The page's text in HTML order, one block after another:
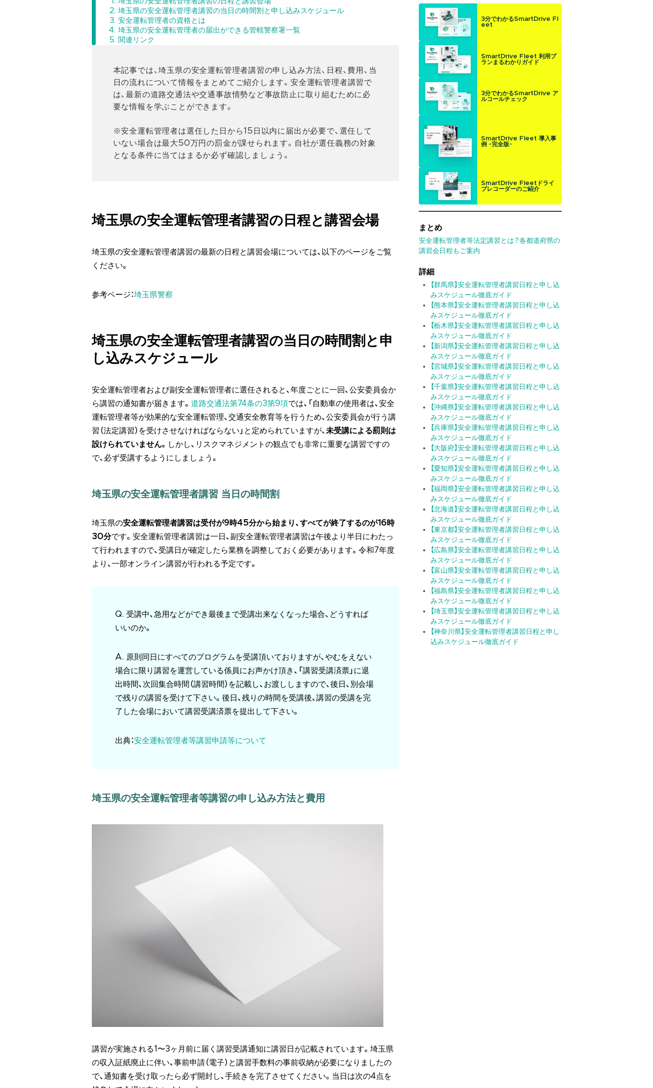
埼玉県の安全運転管理者講習の当日の時間割と申し込みスケジュール
安全運転管理者の資格とは
埼玉県の安全運転管理者の届出ができる管轄警察署一覧
関連リンク
本記事では、埼玉県の安全運転管理者講習の申し込み方法、日程、費用、当
日の流れについて情報をまとめてご紹介します。安全運転管理者講習で
は、最新の道路交通法や交通事故情勢など事故防止に取り組むために必
要な情報を学ぶことができます。
※安全運転管理者は選任した日から15日以内に届出が必要で、選任して
いない場合は最大50万円の罰金が課せられます。自社が選任義務の対象
となる条件に当てはまるか必ず確認しましょう。
埼玉県の安全運転管理者講習の日程と講習会場
埼玉県の安全運転管理者講習の最新の日程と講習会場については、以下のページをご覧
ください。
参考ページ：埼玉県警察
埼玉県の安全運転管理者講習の当日の時間割と申
し込みスケジュール
安全運転管理者および副安全運転管理者に選任されると、年度ごとに一回、公安委員会か
ら講習の通知書が届きます。 道路交通法第74条の3第9項では、「自動車の使用者は、安全
運転管理者等が効果的な安全運転管理、交通安全教育等を行うため、公安委員会が行う講
習（法定講習）を受けさせなければならない」と定められていますが、未受講による罰則は
設けられていません。 しかし、リスクマネジメントの観点でも非常に重要な講習ですの
で、必ず受講するようにしましょう。
埼玉県の安全運転管理者講習 当日の時間割
埼玉県の安全運転管理者講習は受付が9時45分から始まり、すべてが終了するのが16時
30分です。安全運転管理者講習は一日、副安全運転管理者講習は午後より半日にわたっ
て行われますので、受講日が確定したら業務を調整しておく必要があります。令和7年度
より、一部オンライン講習が行われる予定です。
Q. 受講中、急用などができ最後まで受講出来なくなった場合、どうすれば
いいのか。
A. 原則同日にすべてのプログラムを受講頂いておりますが、やむをえない
場合に限り講習を運営している係員にお声かけ頂き、「講習受講済票」に退
出時間、次回集合時間（講習時間）を記載し、お渡ししますので、後日、別会場
で残りの講習を受けて下さい。後日、残りの時間を受講後、講習の受講を完
了した会場において講習受講済票を提出して下さい。
出典：安全運転管理者等講習申請等について
埼玉県の安全運転管理者等講習の申し込み方法と費用
講習が実施される1〜3ヶ月前に届く講習受講通知に講習日が記載されています。埼玉県
の収入証紙廃止に伴い、事前申請（電子）と講習手数料の事前収納が必要になりましたの
で、通知書を受け取ったら必ず開封し、手続きを完了させてください。当日は次の4点を
3分でわかるSmartDrive Fl
eet
SmartDrive Fleet 利用プ
ランまるわかりガイド
3分でわかるSmartDrive ア
ルコールチェック
SmartDrive Fleet 導入事
例 -完全版-
SmartDrive Fleetドライ
ブレコーダーのご紹介
まとめ
安全運転管理者等法定講習とは？各都道府県の
講習会日程もご案内
詳細
【群馬県】安全運転管理者講習日程と申し込
みスケジュール徹底ガイド
【熊本県】安全運転管理者講習日程と申し込
みスケジュール徹底ガイド
【栃木県】安全運転管理者講習日程と申し込
みスケジュール徹底ガイド
【新潟県】安全運転管理者講習日程と申し込
みスケジュール徹底ガイド
【宮城県】安全運転管理者講習日程と申し込
みスケジュール徹底ガイド
【千葉県】安全運転管理者講習日程と申し込
みスケジュール徹底ガイド
【沖縄県】安全運転管理者講習日程と申し込
みスケジュール徹底ガイド
【兵庫県】安全運転管理者講習日程と申し込
みスケジュール徹底ガイド
【大阪府】安全運転管理者講習日程と申し込
みスケジュール徹底ガイド
【愛知県】安全運転管理者講習日程と申し込
みスケジュール徹底ガイド
【福岡県】安全運転管理者講習日程と申し込
みスケジュール徹底ガイド
【北海道】安全運転管理者講習日程と申し込
みスケジュール徹底ガイド
【東京都】安全運転管理者講習日程と申し込
みスケジュール徹底ガイド
【広島県】安全運転管理者講習日程と申し込
みスケジュール徹底ガイド
【富山県】安全運転管理者講習日程と申し込
みスケジュール徹底ガイド
【福島県】安全運転管理者講習日程と申し込
みスケジュール徹底ガイド
【埼玉県】安全運転管理者講習日程と申し込
みスケジュール徹底ガイド
【神奈川県】安全運転管理者講習日程と申し
込みスケジュール徹底ガイド